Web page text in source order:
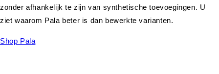
zonder afhankelijk te zijn van synthetische toevoegingen. U
ziet waarom Pala beter is dan bewerkte varianten.
Shop Pala